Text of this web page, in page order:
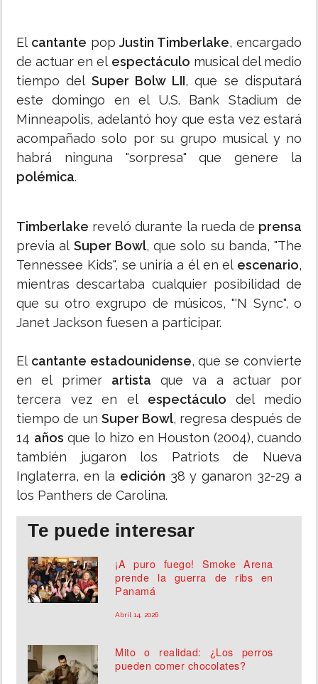
El cantante popJustin Timberlake, encargado
de actuar en el espectáculo musical del medio
tiempo del Super Bolw LII, que se disputará
este domingo en el U.S. Bank Stadium de
Minneapolis, adelantó hoy que esta vez estará
acompañado solo por su grupo musical y no
habrá ninguna "sorpresa" que genere la
polémica.
Timberlake reveló durante la rueda de prensa
previa al Super Bowl, que solo su banda, "The
Tennessee Kids", se uniría a él en el escenario,
mientras descartaba cualquier posibilidad de
que su otro exgrupo de músicos, "'N Sync", o
Janet Jackson fuesen a participar.
El cantante estadounidense, que se convierte
en el primer artista que va a actuar por
tercera vez en el espectáculo del medio
tiempo de un Super Bowl, regresa después de
14 años que lo hizo en Houston (2004), cuando
también jugaron los Patriots de Nueva
Inglaterra, en la edición 38 y ganaron 32-29 a
los Panthers de Carolina.
Te puede interesar
¡A puro fuego! Smoke Arena
prende la guerra de ribs en
Panamá
Abril 14, 2026
Mito o realidad: ¿Los perros
pueden comer chocolates?